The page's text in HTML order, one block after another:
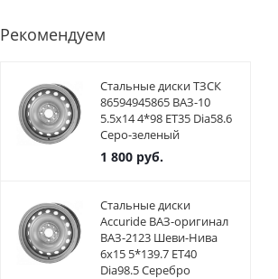
Рекомендуем
Стальные диски ТЗСК
86594945865 ВАЗ-10
5.5x14 4*98 ET35 Dia58.6
Серо-зеленый
1 800руб.
Стальные диски
Accuride ВАЗ-оригинал
ВАЗ-2123 Шеви-Нива
6x15 5*139.7 ET40
Dia98.5 Серебро